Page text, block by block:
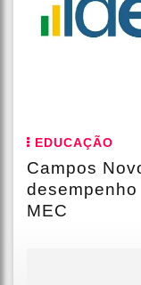
EDUCAÇÃO
Campos
MEC